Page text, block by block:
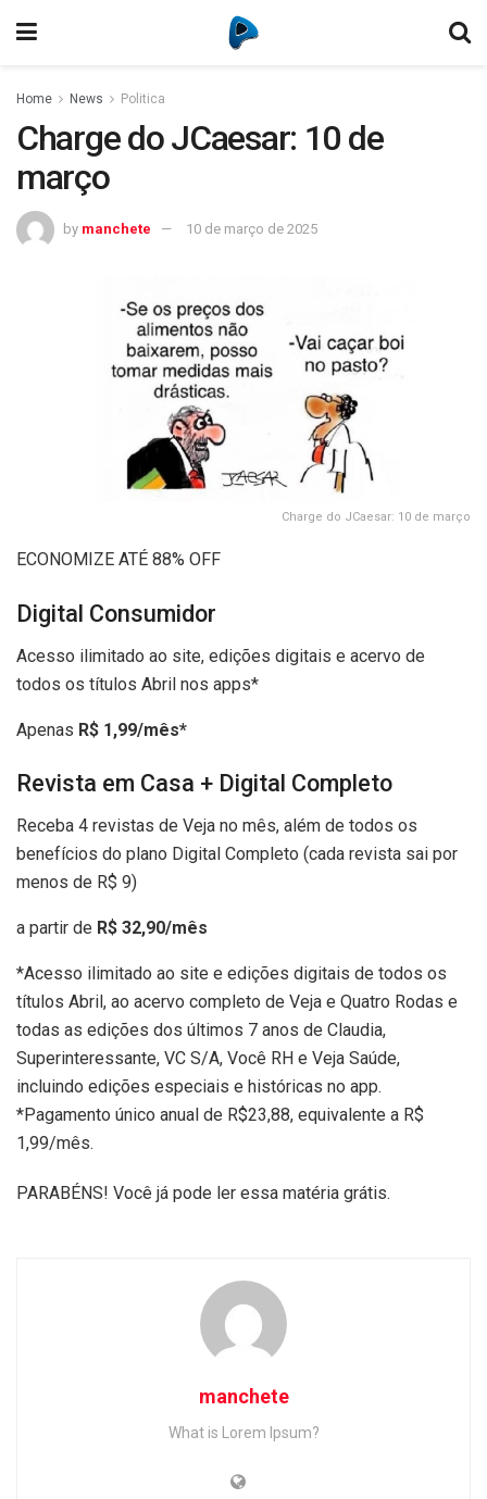
Home News Politica
Charge do JCaesar: 10 de
março
by manchete 10 de março de 2025
Charge do JCaesar: 10 de março
ECONOMIZE ATÉ 88% OFF
Digital Consumidor
Acesso ilimitado ao site, edições digitais e acervo de
todos os títulos Abril nos apps*
Apenas R$ 1,99/mês*
Revista em Casa + Digital Completo
Receba 4 revistas de Veja no mês, além de todos os
benefícios do plano Digital Completo (cada revista sai por
menos de R$ 9)
a partir de R$ 32,90/mês
*Acesso ilimitado ao site e edições digitais de todos os
títulos Abril, ao acervo completo de Veja e Quatro Rodas e
todas as edições dos últimos 7 anos de Claudia,
Superinteressante, VC S/A, Você RH e Veja Saúde,
incluindo edições especiais e históricas no app.
*Pagamento único anual de R$23,88, equivalente a R$
1,99/mês.
PARABÉNS! Você já pode ler essa matéria grátis.
manchete
What is Lorem Ipsum?